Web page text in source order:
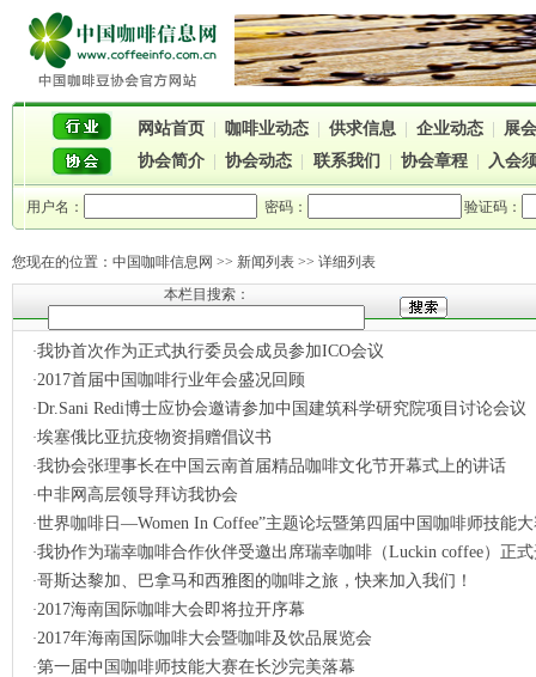
网站首页 咖啡业动态 供求信息 企业动态
展
协会简介
协会动态 联系我们 协会章程 入会
用户名： 密码： 验证码：
您现在的位置： 中国咖啡信息网 >> 新闻列表 >> 详细列表
本栏目搜索：
·我协首次作为正式执行委员会成员参加ICO会议
·2017首届中国咖啡行业年会盛况回顾
·Dr.Sani Redi博士应协会邀请参加中国建筑科学研究院项目讨论会议
·埃塞俄比亚抗疫物资捐赠倡议书
·我协会张理事长在中国云南首届精品咖啡文化节开幕式上的讲话
·中非网高层领导拜访我协会
·世界咖啡日—Women In Coffee”主题论坛暨第四届中国咖啡师技能
·我协作为瑞幸咖啡合作伙伴受邀出席瑞幸咖啡（Luckin coffee）正
·哥斯达黎加、巴拿马和西雅图的咖啡之旅，快来加入我们！
·2017海南国际咖啡大会即将拉开序幕
·2017年海南国际咖啡大会暨咖啡及饮品展览会
·第一届中国咖啡师技能大赛在长沙完美落幕